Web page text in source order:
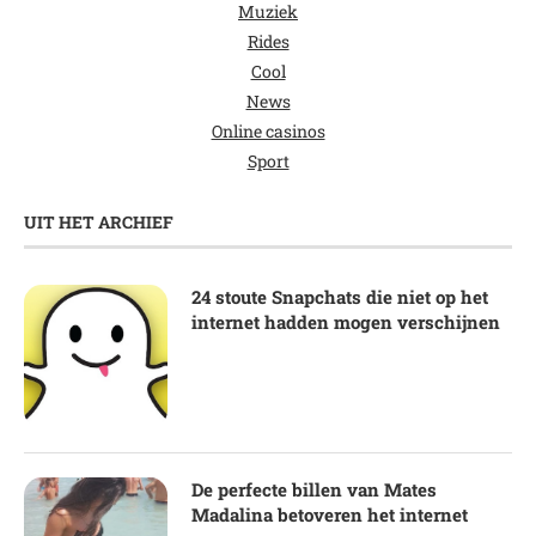
Muziek
Rides
Cool
News
Online casinos
Sport
UIT HET ARCHIEF
24 stoute Snapchats die niet op het
internet hadden mogen verschijnen
De perfecte billen van Mates
Madalina betoveren het internet